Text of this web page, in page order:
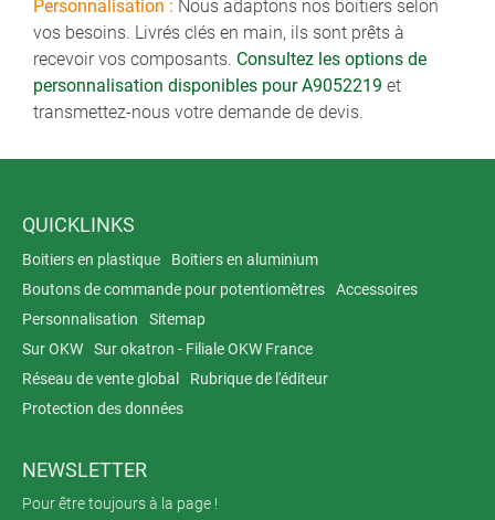
Personnalisation : Nous adaptons nos boitiers selon
vos besoins. Livrés clés en main, ils sont prêts à
recevoir vos composants. Consultez les options de
personnalisation disponibles pour A9052219 et
transmettez-nous votre demande de devis.
QUICKLINKS
Boitiers en plastique
Boitiers en aluminium
Boutons de commande pour potentiomètres
Accessoires
Personnalisation
Sitemap
Sur OKW
Sur okatron - Filiale OKW France
Réseau de vente global
Rubrique de l'éditeur
Protection des données
NEWSLETTER
Pour être toujours à la page !